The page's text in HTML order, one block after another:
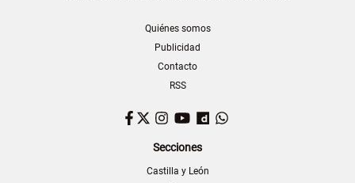
Quiénes somos
Publicidad
Contacto
RSS
Facebook
TwitterInstagram
YouTubeDailymotion
Secciones
Castilla y León